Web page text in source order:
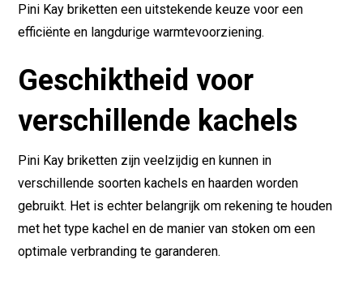
Pini Kay briketten een uitstekende keuze voor een
efficiënte en langdurige warmtevoorziening.
Geschiktheid voor
verschillende kachels
Pini Kay briketten zijn veelzijdig en kunnen in
verschillende soorten kachels en haarden worden
gebruikt. Het is echter belangrijk om rekening te houden
met het type kachel en de manier van stoken om een
optimale verbranding te garanderen.